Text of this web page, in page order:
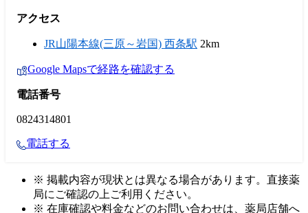
アクセス
JR山陽本線(三原～岩国) 西条駅 2km
Google Mapsで経路を確認する
電話番号
0824314801
電話する
※ 掲載内容が現状とは異なる場合があります。直接薬
局にご確認の上ご利用ください。
※ 在庫確認や料金などのお問い合わせは、薬局店舗へ